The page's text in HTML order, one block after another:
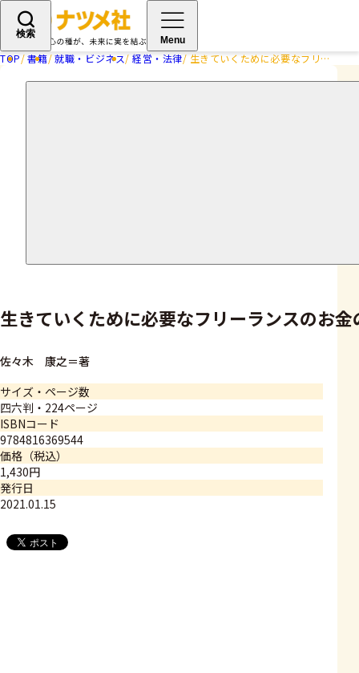
検索
Menu
TOP 書籍 就職・ビジネス 経営・法律 生きていくために必要なフリーランスのお金の話 税金、年金、保険…ゼロからぜんぶ教えます！
生きていくために必要なフリーランスのお
佐々木 康之＝著
サイズ・ページ数
四六判・224ページ
ISBNコード
9784816369544
価格（税込）
1,430円
発行日
2021.01.15